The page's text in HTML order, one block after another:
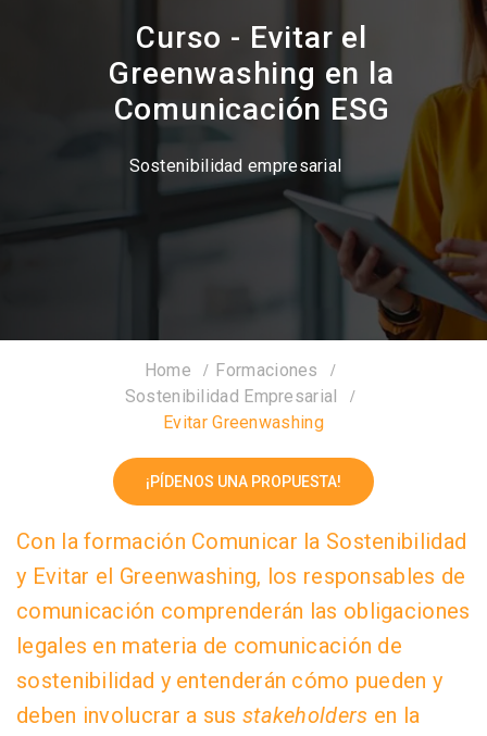
Curso - Evitar el
Greenwashing en la
Comunicación ESG
Sostenibilidad empresarial
Home
Formaciones
Sostenibilidad Empresarial
Evitar Greenwashing
¡PÍDENOS UNA PROPUESTA!
Con la formación Comunicar la Sostenibilidad
y Evitar el Greenwashing, los responsables de
comunicación comprenderán las obligaciones
legales en materia de comunicación de
sostenibilidad y entenderán cómo pueden y
deben involucrar a sus stakeholders en la